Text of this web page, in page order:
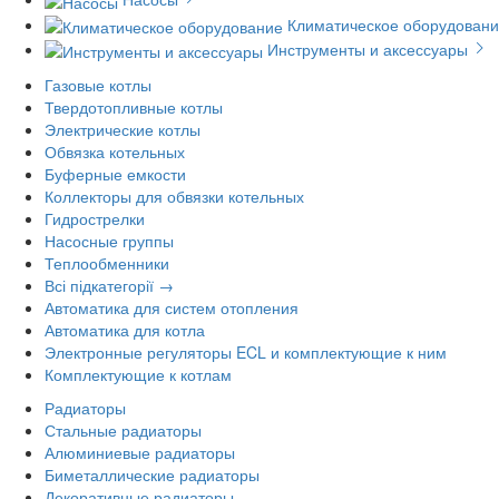
Климатическое
Инструменты и аксессуары
Газовые котлы
Твердотопливные котлы
Электрические котлы
Обвязка котельных
Буферные емкости
Коллекторы для обвязки котельных
Гидрострелки
Насосные группы
Теплообменники
Всі підкатегорії →
Автоматика для систем отопления
Автоматика для котла
Электронные регуляторы ECL и комплектующие к ним
Комплектующие к котлам
Радиаторы
Стальные радиаторы
Алюминиевые радиаторы
Биметаллические радиаторы